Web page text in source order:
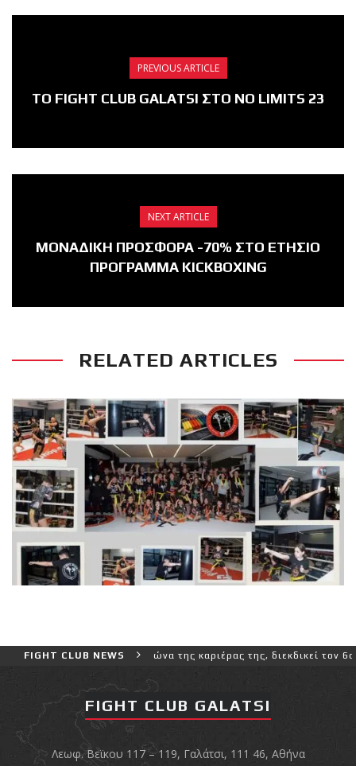
PREVIOUS ARTICLE
ΤΟ FIGHT CLUB GALATSI ΣΤΟ NO LIMITS 23
NEXT ARTICLE
ΜΟΝΑΔΙΚΗ ΠΡΟΣΦΟΡΑ -70% ΣΤΟ ΕΤΗΣΙΟ
ΠΡΟΓΡΑΜΜΑ KICKBOXING
RELATED ARTICLES
FIGHT CLUB NEWS
και πιο δύσκολο αγώνα της καριέρας της, διεκδικεί τον 6ο
FIGHT CLUB GALATSI
Λεωφ. Βεϊκου 117 – 119, Γαλάτσι, 111 46, Αθήνα